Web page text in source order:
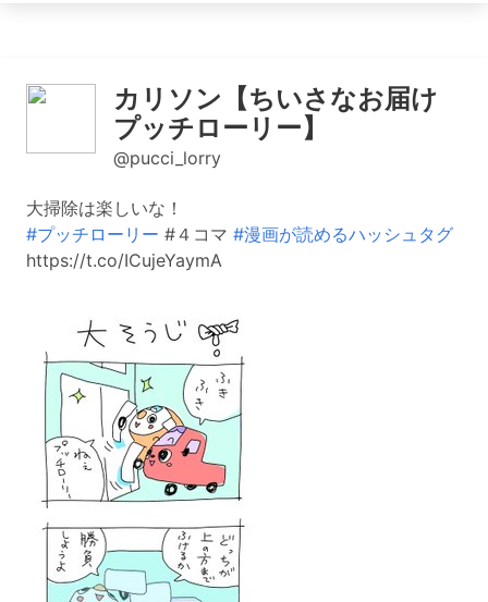
カリソン【ちいさなお届け
プッチローリー】
@pucci_lorry
大掃除は楽しいな！
#プッチローリー #４コマ #漫画が読めるハッシュタグ
https://t.co/ICujeYaymA